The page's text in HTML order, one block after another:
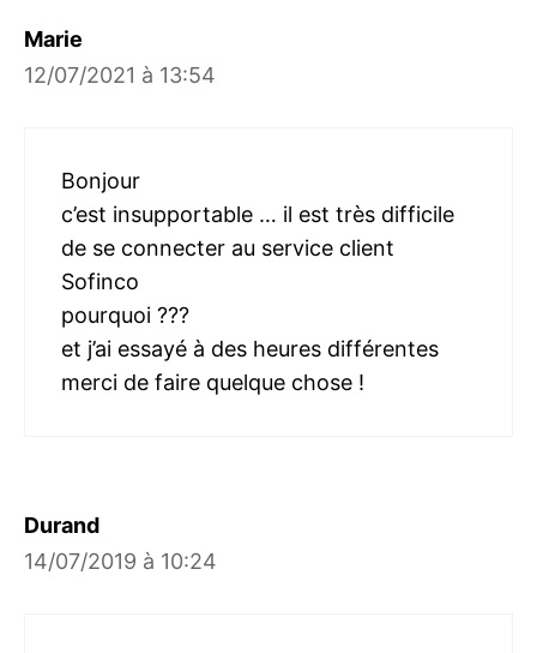
Marie
12/07/2021 à 13:54
Bonjour
c’est insupportable … il est très difficile
de se connecter au service client
Sofinco
pourquoi ???
et j’ai essayé à des heures différentes
merci de faire quelque chose !
Durand
14/07/2019 à 10:24